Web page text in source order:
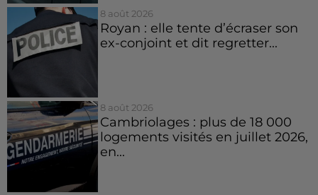
8 août 2026
Royan : elle tente d’écraser son
ex-conjoint et dit regretter...
8 août 2026
Cambriolages : plus de 18 000
logements visités en juillet 2026,
en...